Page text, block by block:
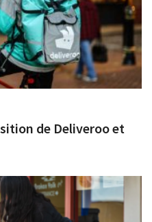
de Deliveroo et